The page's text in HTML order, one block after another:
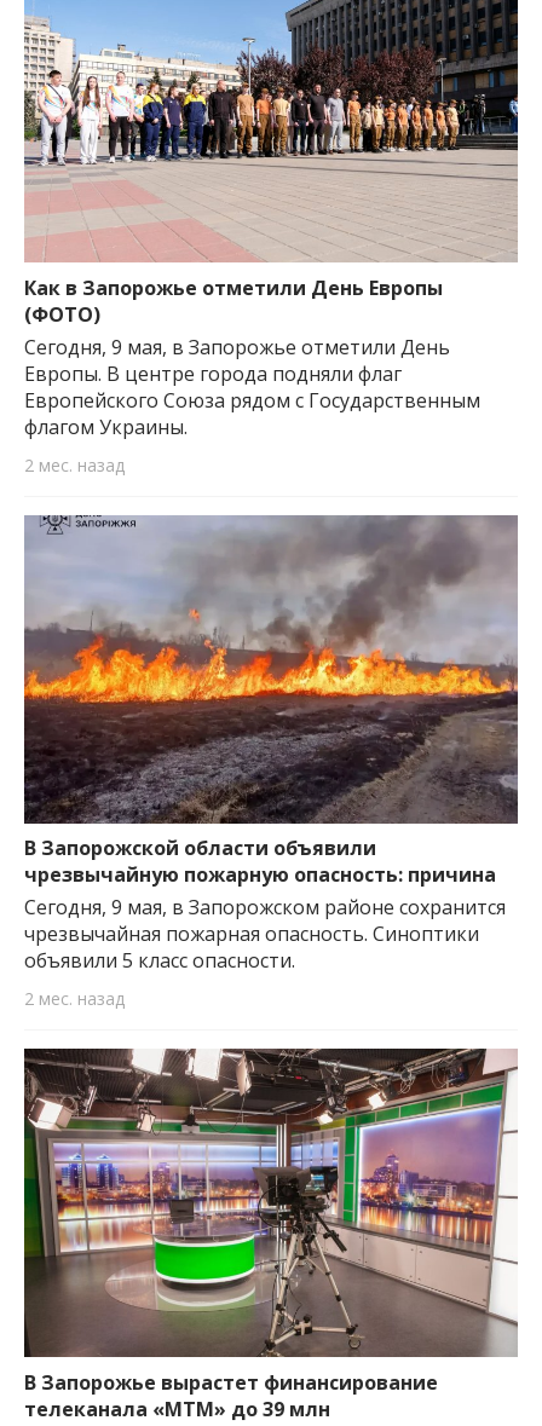
Как в Запорожье отметили День Европы
(ФОТО)
Сегодня, 9 мая, в Запорожье отметили День
Европы. В центре города подняли флаг
Европейского Союза рядом с Государственным
флагом Украины.
2 мес. назад
В Запорожской области объявили
чрезвычайную пожарную опасность: причина
Сегодня, 9 мая, в Запорожском районе сохранится
чрезвычайная пожарная опасность. Синоптики
объявили 5 класс опасности.
2 мес. назад
В Запорожье вырастет финансирование
телеканала «МТМ» до 39 млн